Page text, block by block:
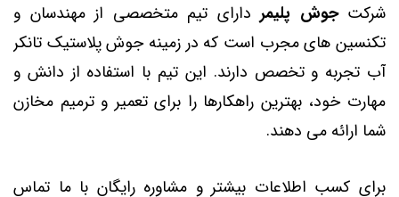
شرکتجوش پلیمر دارای تیم متخصصی از مهندسان و
تکنسین های مجرب است که در زمینه جوش پلاستیک تانکر
آب تجربه و تخصص دارند. این تیم با استفاده از دانش و
مهارت خود، بهترین راهکارها را برای تعمیر و ترمیم مخازن
شما ارائه می دهند.
برای کسب اطلاعات بیشتر و مشاوره رایگان با ما تماس